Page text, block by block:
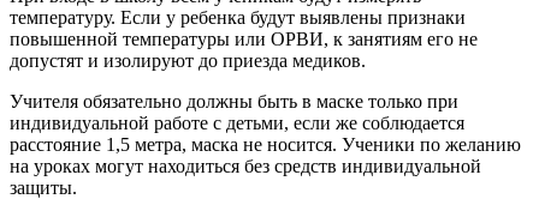
температуру. Если у ребенка будут выявлены признаки
повышенной температуры или ОРВИ, к занятиям его не
допустят и изолируют до приезда медиков.
Учителя обязательно должны быть в маске только при
индивидуальной работе с детьми, если же соблюдается
расстояние 1,5 метра, маска не носится. Ученики по желанию
на уроках могут находиться без средств индивидуальной
защиты.